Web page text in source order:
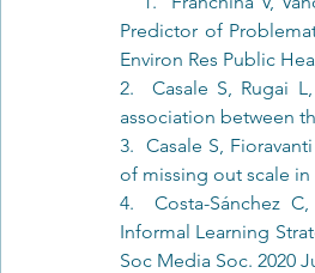
Predictor of
Environ Res Public
2.  Casale S, Rugai
3.  Casale S,
of missing out scale in
4.  Costa-Sánchez
Informal Learning
Soc Media Soc. 2020